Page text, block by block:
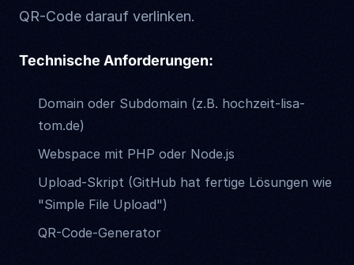
QR-Code darauf verlinken.
Technische Anforderungen:
Domain oder Subdomain (z.B. hochzeit-lisa-
tom.de)
Webspace mit PHP oder Node.js
Upload-Skript (GitHub hat fertige Lösungen wie
"Simple File Upload")
QR-Code-Generator